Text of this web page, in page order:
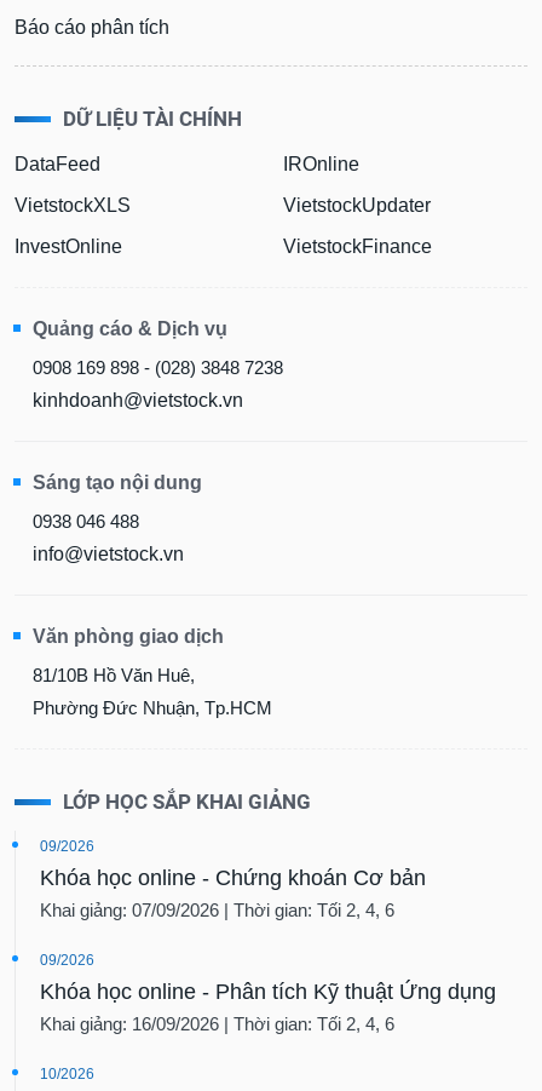
Báo cáo phân tích
DỮ LIỆU TÀI CHÍNH
DataFeed
VietstockXLS
InvestOnline
IROnline
VietstockUpdater
VietstockFinance
Quảng cáo & Dịch vụ
0908 169 898 - (028) 3848 7238
kinhdoanh@vietstock.vn
Sáng tạo nội dung
0938 046 488
info@vietstock.vn
Văn phòng giao dịch
81/10B Hồ Văn Huê,
Phường Đức Nhuận, Tp.HCM
LỚP HỌC SẮP KHAI GIẢNG
09/2026
Khóa học online - Chứng khoán Cơ bản
Khai giảng: 07/09/2026 | Thời gian: Tối 2, 4, 6
09/2026
Khóa học online - Phân tích Kỹ thuật Ứng dụng
Khai giảng: 16/09/2026 | Thời gian: Tối 2, 4, 6
10/2026